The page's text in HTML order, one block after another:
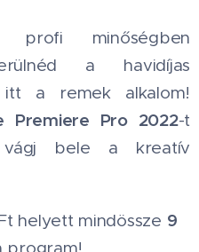
profi minőségben
a havidíjas
itt a remek alkalom!
Premiere Pro 2022-t
bele a kreatív
helyett mindössze 9